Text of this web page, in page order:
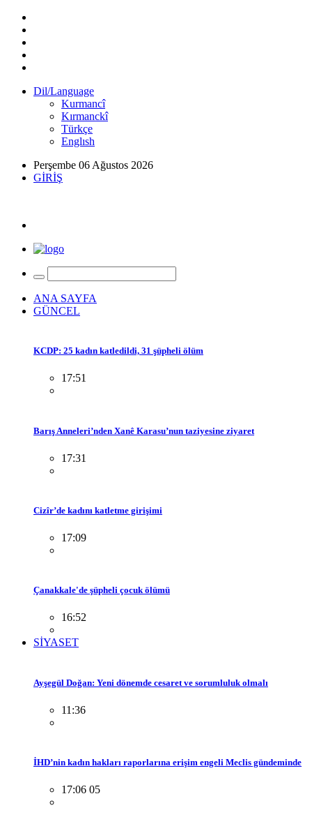
Dil/Language
Kurmancî
Kırmanckî
Türkçe
Englısh
Perşembe 06 Ağustos 2026
GİRİŞ
ANA SAYFA
GÜNCEL
KCDP: 25 kadın katledildi, 31 şüpheli ölüm
17:51
Barış Anneleri’nden Xanê Karasu’nun taziyesine ziyaret
17:31
Cizîr’de kadını katletme girişimi
17:09
Çanakkale'de şüpheli çocuk ölümü
16:52
SİYASET
Ayşegül Doğan: Yeni dönemde cesaret ve sorumluluk olmalı
11:36
İHD’nin kadın hakları raporlarına erişim engeli Meclis gündeminde
17:06 05